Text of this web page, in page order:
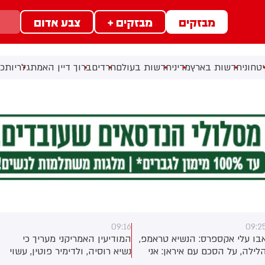
מבזקים מבזקים + צבע אדום
חדשות בארץמדיניחדשות בעולםחרדיםברוך דיין האמתגלריות
עלי אקספרס: הנשיא טראמפ,
הלילה, על הסכם עם איראן: אני
09:16
המודיעין האמריקני מעריך כי
נשיא רוסיה, ולדימיר פוטין, עשוי